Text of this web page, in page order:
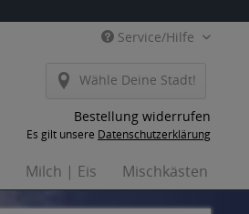
Service/Hilfe
Wähle Deine Stadt!
Bestellung widerrufen
Es gilt unsere Datenschutzerklärung
Milch | Eis Mischkästen